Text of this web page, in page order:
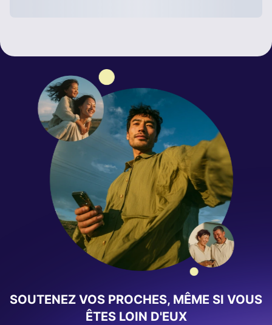
SOUTENEZ VOS PROCHES, MÊME SI VOUS
ÊTES LOIN D'EUX